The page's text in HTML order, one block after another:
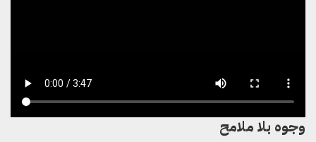
وجوه بلا ملامح